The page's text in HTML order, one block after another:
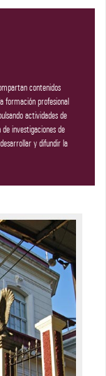
contenidos
formación profesional
actividades de
investigaciones de
y difundir la